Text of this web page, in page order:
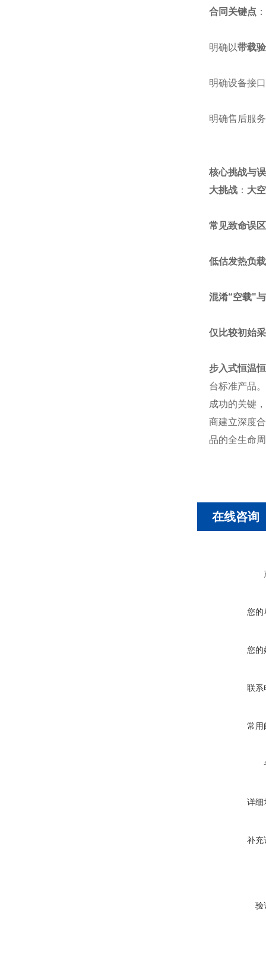
合同关键点 ：
明确以带载
明确设备接
明确售后服
核心挑战与
大挑战： 大
常见致命误区
低估发热负载
混淆“空载"
仅比较初始
步入式恒温
台标准产品。
成功的关键
商建立深度
品的全生命
在线咨询
您的
您的
联系
常用
详细
补充
验